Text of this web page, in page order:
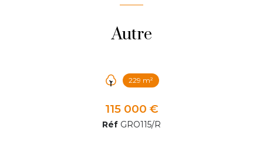
Autre
229 m²
115 000 €
Réf GRO115/R